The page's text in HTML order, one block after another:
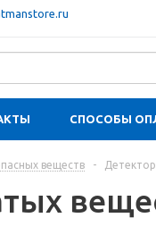
СПОСОБЫ
веществ -